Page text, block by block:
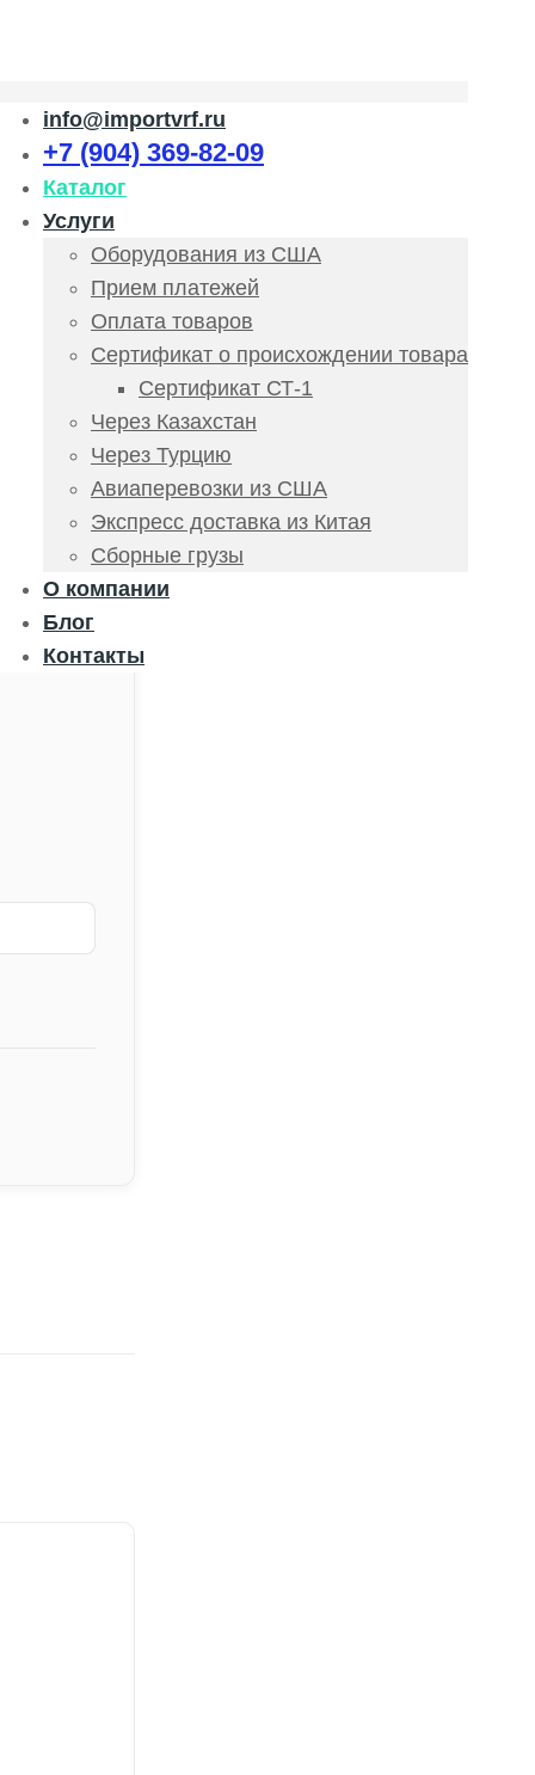
info@importvrf.ru
+7 (904) 369-82-09
Каталог
Услуги
Оборудования из США
Прием платежей
Оплата товаров
Сертификат о происхождении товара
Сертификат СТ-1
Через Казахстан
Через Турцию
Авиаперевозки из США
Экспресс доставка из Китая
Сборные грузы
О компании
Блог
Контакты